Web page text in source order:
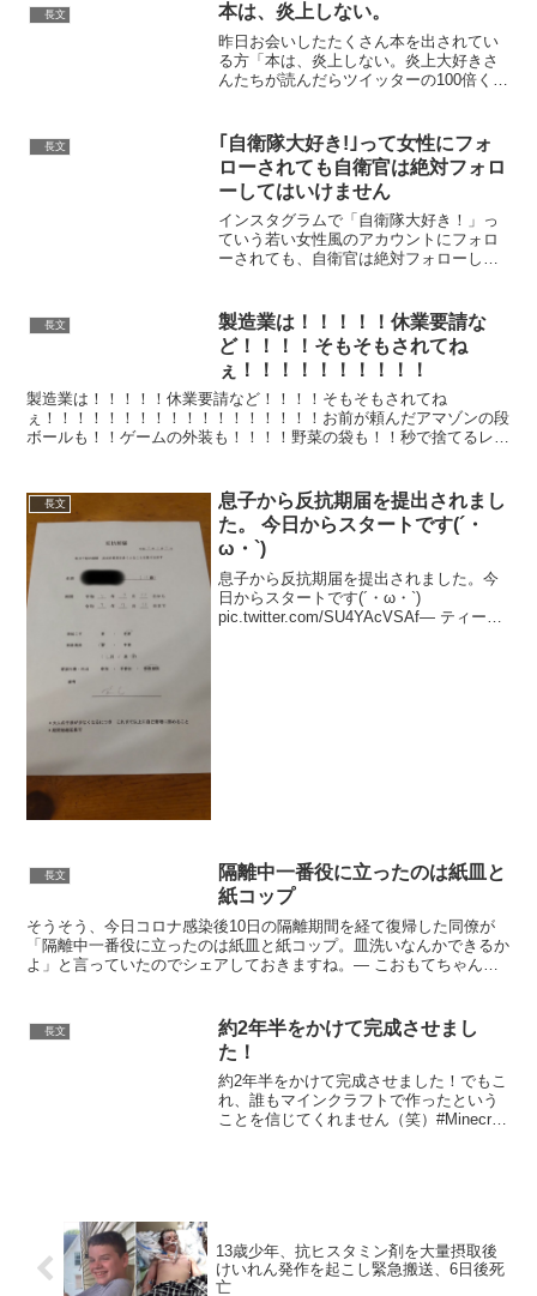
長文 本は、炎上しない。
昨日お会いしたたくさん本を出されてい
る方「本は、炎上しない。炎上大好きさ
んたちが読んだらツイッターの100倍くら
娯楽しかしないので、書籍は、何書いて
も絶対、炎上しません」...
長文
｢自衛隊大好き!｣って女性にフォ
ローされても自衛官は絶対フォロ
ーしてはいけません
インスタグラムで「自衛隊大好き！」っ
ていう若い女性風のアカウントにフォロ
ーされても、自衛官は絶対フォローして
になっていますので気をつけて下さい。
pic.twitte...
長文
製造業は！！！！！休業要請な
ど！！！！そもそもされてね
ぇ！！！！！！！！！！
製造業は！！！！！休業要請など！！！！そもそもされてね
ぇ！！！！！！！！！！！！！！！！！！お前が頼んだアマゾンの段
ボールも！！ゲームの外装も！！！！野菜の袋も！！秒で捨てるレシ
長文
息子から反抗期届を提出されまし
た。 今日からスタートです(´・
ω・`)
息子から反抗期届を提出されました。今
日からスタートです(´・ω・`)
pic.twitter.com/SU4YAcVSAf— ティーエ
長文
隔離中一番役に立ったのは紙皿と
紙コップ
そうそう、今日コロナ感染後10日の隔離期間を経て復帰した同僚が
「隔離中一番役に立ったのは紙皿と紙コップ。皿洗いなんかできるか
よ」と言っていたのでシェアしておきますね。— こおもてちゃん
長文
約2年半をかけて完成させまし
た！
約2年半をかけて完成させました！でもこ
れ、誰もマインクラフトで作ったという
ことを信じてくれません（笑）#Minecraft
13歳少年、抗ヒスタミン剤を大量摂取後
けいれん発作を起こし緊急搬送、6日後死
亡